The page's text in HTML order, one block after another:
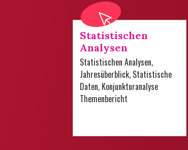
Statistischen
Analysen
Statistischen Analysen,
Jahresüberblick, Statistische
Daten, Konjunkturanalyse
Themenbericht